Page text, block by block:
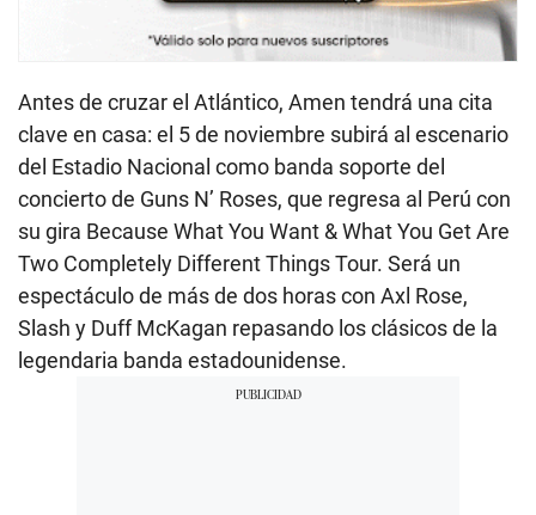
Antes de cruzar el Atlántico, Amen tendrá una cita
clave en casa: el 5 de noviembre subirá al escenario
del Estadio Nacional como banda soporte del
concierto de Guns N’ Roses, que regresa al Perú con
su gira Because What You Want & What You Get Are
Two Completely Different Things Tour. Será un
espectáculo de más de dos horas con Axl Rose,
Slash y Duff McKagan repasando los clásicos de la
legendaria banda estadounidense.